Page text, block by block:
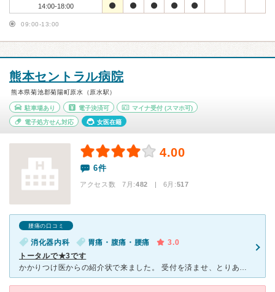
14:00-18:00
09:00-13:00
熊本セントラル病院
熊本県菊池郡菊陽町原水（原水駅）
駐車場あり 電子決済可 マイナ受付 (スマホ可)
電子処方せん対応 女医在籍
4.00
6件
アクセス数 7月:482 | 6月:517
腰痛の口コミ
消化器内科 胃痛・腹痛・腰痛
3.0
トータルで★3です
かかりつけ医からの紹介状で来ました。 受付を済ませ、とりあえず近くの席に座って待っていました。すると、呼ばれて診察する部屋はかなり遠く(受付の方に言われた場所に座っていました)、移動しているうちに何